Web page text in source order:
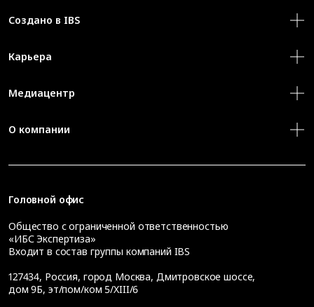
Создано в IBS
Карьера
Медиацентр
О компании
Головной офис
Общество с ограниченной ответственностью
«ИБС Экспертиза»
Входит в состав группы компаний IBS
127434, Россия, город Москва, Дмитровское шоссе,
дом 9Б, эт/пом/ком 5/XIII/6